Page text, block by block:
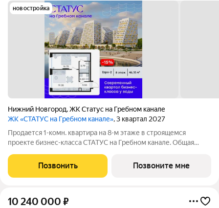
новостройка
Нижний Новгород,ЖК Статус на Гребном канале
ЖК «СТАТУС на Гребном канале», 3 квартал 2027
Продается 1-комн. квартира на 8-м этаже в строящемся
проекте бизнес-класса СТАТУС на Гребном канале. Общая
отведено под жилую и 19,35 кв. м под кухонную зону. Номер
квартиры - 515.
Позвонить Позвоните мне
10 240 000 ₽